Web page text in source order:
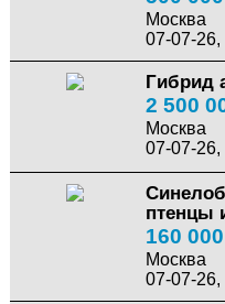
Москва
07-07-26,
Гибрид
2 500
Москва
07-07-26,
птенцы
160
Москва
07-07-26,